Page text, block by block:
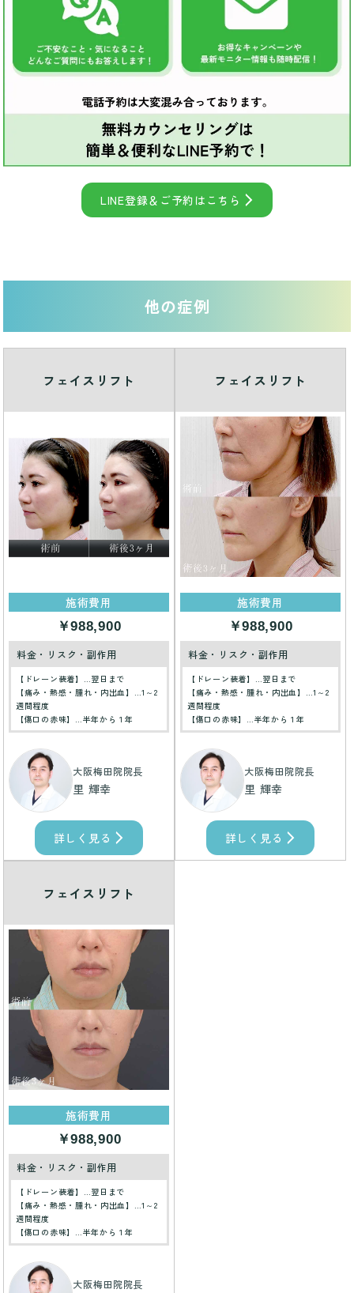
LINE登録＆ご予約はこちら
他の症例
フェイスリフト
施術費用
￥988,900
料金・リスク・副作用
【ドレーン装着】…翌日まで
【痛み・熱感・腫れ・内出血】…1～2
週間程度
【傷口の赤味】…半年から１年
大阪梅田院院長
里 輝幸
詳しく見る
フェイスリフト
施術費用
￥988,900
料金・リスク・副作用
【ドレーン装着】…翌日まで
【痛み・熱感・腫れ・内出血】…1～2
週間程度
【傷口の赤味】…半年から１年
大阪梅田院院長
里 輝幸
詳しく見る
フェイスリフト
施術費用
￥988,900
料金・リスク・副作用
【ドレーン装着】…翌日まで
【痛み・熱感・腫れ・内出血】…1～2
週間程度
【傷口の赤味】…半年から１年
大阪梅田院院長